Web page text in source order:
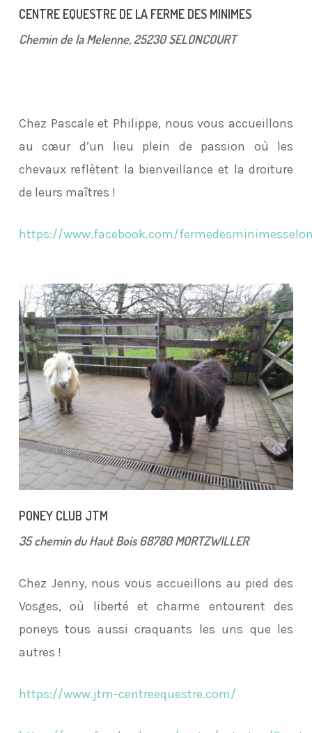
CENTRE EQUESTRE DE LA FERME DES MINIMES
Chemin de la Melenne, 25230SELONCOURT
Chez Pascale et Philippe, nous vous accueillons
au cœur d’un lieu plein de passion où les
chevaux reflètent la bienveillance et la droiture
de leurs maîtres !
https://www.facebook.com/
PONEY CLUB JTM
35 chemin du Haut Bois 68780 MORTZWILLER
Chez Jenny, nous vous accueillons au pied des
Vosges, où liberté et charme entourent des
poneys tous aussi craquants les uns que les
autres !
https://www.jtm-centreequestre.com/